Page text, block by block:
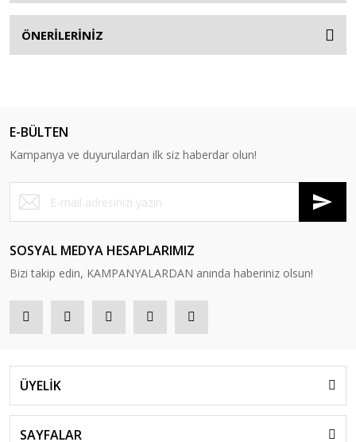
ÖNERİLERİNİZ
E-BÜLTEN
Kampanya ve duyurulardan ilk siz haberdar olun!
SOSYAL MEDYA HESAPLARIMIZ
Bizi takip edin, KAMPANYALARDAN anında haberiniz olsun!
ÜYELİK
SAYFALAR